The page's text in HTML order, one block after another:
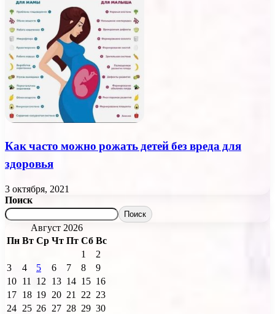
Как часто можно рожать детей без вреда для
здоровья
3 октября, 2021
Поиск
Поиск
Август 2026
Пн Вт Ср Чт Пт Сб Вс
1
2
3
4 5 6 7 8
9
10 11 12 13 14 15 16
17 18 19 20 21 22 23
24 25 26 27 28 29 30